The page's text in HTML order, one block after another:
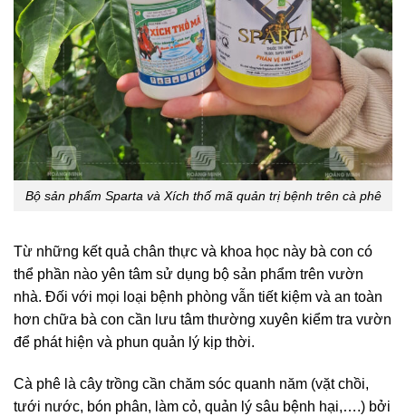
Bộ sản phẩm Sparta và Xích thố mã quản trị bệnh trên cà phê
Từ những kết quả chân thực và khoa học này bà con có
thể phần nào yên tâm sử dụng bộ sản phẩm trên vườn
nhà. Đối với mọi loại bệnh phòng vẫn tiết kiệm và an toàn
hơn chữa bà con cần lưu tâm thường xuyên kiểm tra vườn
để phát hiện và phun quản lý kịp thời.
Cà phê là cây trồng cần chăm sóc quanh năm (vặt chồi,
tưới nước, bón phân, làm cỏ, quản lý sâu bệnh hại,….) bởi